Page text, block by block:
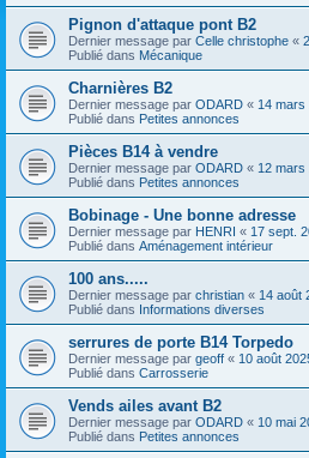
Pignon d'attaque pont B2
Dernier message par Celle christophe «
Publié dans Mécanique
Charnières B2
Dernier message par ODARD « 14 mars
Publié dans Petites annonces
Pièces B14 à vendre
Dernier message par ODARD « 12 mars
Publié dans Petites annonces
Bobinage - Une bonne adresse
Dernier message par HENRI « 17 sept.
Publié dans Aménagement intérieur
100 ans.....
Dernier message par christian « 14 août
Publié dans Informations diverses
serrures de porte B14 Torpedo
Dernier message par geoff « 10 août
Publié dans Carrosserie
Vends ailes avant B2
Dernier message par ODARD « 10 mai
Publié dans Petites annonces